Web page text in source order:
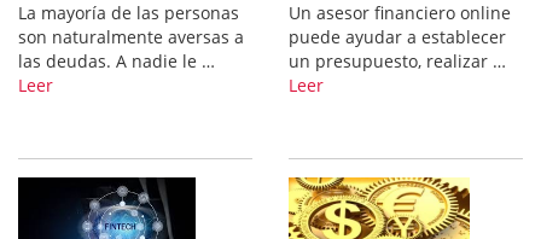
La mayoría de las personas
son naturalmente aversas a
las deudas. A nadie le …
Leer
Un asesor financiero online
puede ayudar a establecer
un presupuesto, realizar …
Leer